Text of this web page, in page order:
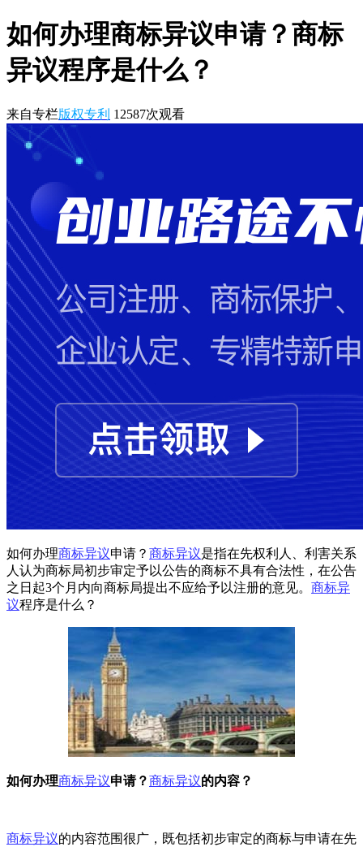
如何办理商标异议申请？商标
异议程序是什么？
来自专栏版权专利 12587次观看
如何办理商标异议申请？ 商标异议是指在先权利人、利害关系
人认为商标局初步审定予以公告的商标不具有合法性，在公告
之日起3个月内向商标局提出不应给予以注册的意见。 商标异
议程序是什么？
如何办理商标异议申请？商标异议的内容？
商标异议的内容范围很广，既包括初步审定的商标与申请在先